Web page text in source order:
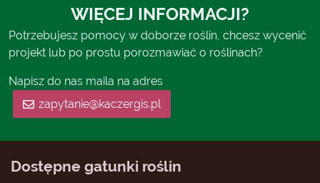
WIĘCEJ INFORMACJI?
Potrzebujesz pomocy w doborze roślin, chcesz wycenić
projekt lub po prostu porozmawiać o roślinach?
Napisz do nas maila na adres
zapytanie@kaczergis.pl
Dostępne gatunki roślin